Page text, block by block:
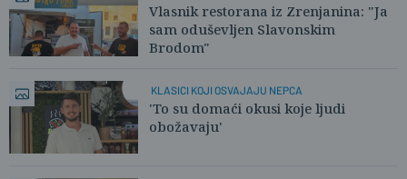
Vlasnik restorana iz Zrenjanina: "Ja
sam oduševljen Slavonskim
Brodom"
KLASICI KOJI OSVAJAJU NEPCA
'To su domaći okusi koje ljudi
obožavaju'